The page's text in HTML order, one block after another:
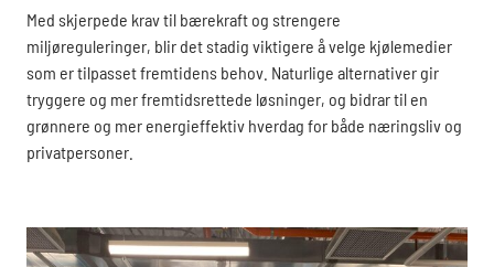
Med skjerpede krav til bærekraft og strengere
miljøreguleringer, blir det stadig viktigere å velge kjølemedier
som er tilpasset fremtidens behov. Naturlige alternativer gir
tryggere og mer fremtidsrettede løsninger, og bidrar til en
grønnere og mer energieffektiv hverdag for både næringsliv og
privatpersoner.